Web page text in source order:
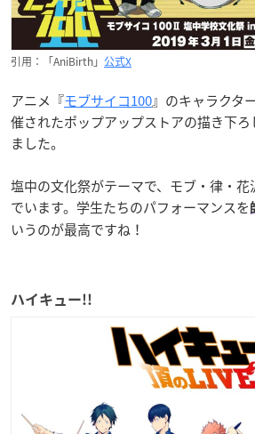
引用：「AniBirth」 公式X
アニメ『モブサイコ100』のキャラクタ
催されたポップアップストアの描き下
ました。
塩中の文化祭がテーマで、モブ・律・
でいます。学生たちのパフォーマンスを
いうのが最高ですね！
ハイキュー!!